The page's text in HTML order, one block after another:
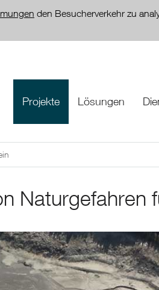
den Besucherverkehr zu
Projekte Lösungen
Naturgefahren